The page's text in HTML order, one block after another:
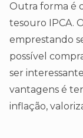
Outra forma é
tesouro IPCA.
emprestando
possível
ser
vantagens é
inflação,